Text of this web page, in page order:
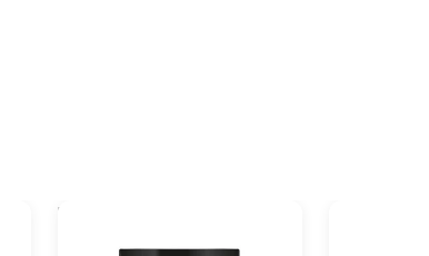
Pentart Boja za tekstil 50 ml